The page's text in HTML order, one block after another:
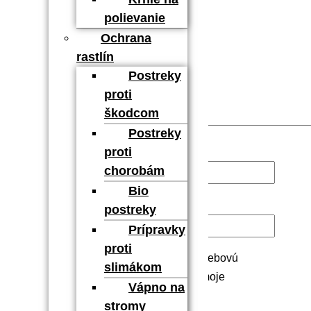
polievanie
Ochrana
rastlín
Postreky
proti
škodcom
Postreky
proti
chorobám
Bio
postreky
Prípravky
proti
slimákom
Vápno na
stromy
Uložiť moje meno, e-mail a webovú
stránku v tomto prehliadači pre moje
budúce komentáre.